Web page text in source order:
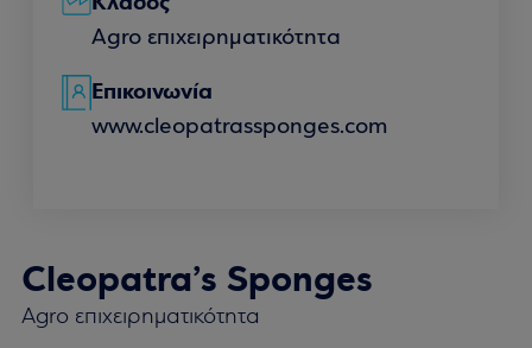
Agro επιχειρηματικότητα
Επικοινωνία
www.cleopatrassponges.com
Cleopatra’s Sponges
Agro επιχειρηματικότητα